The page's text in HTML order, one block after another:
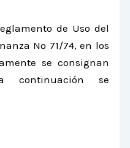
de Uso del
Nº 71/74, en los
se consignan
continuación se